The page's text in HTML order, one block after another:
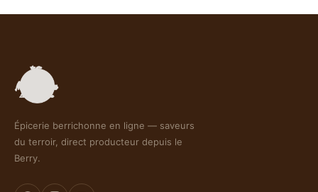
Épicerie berrichonne en ligne — saveurs
du terroir, direct producteur depuis le
Berry.